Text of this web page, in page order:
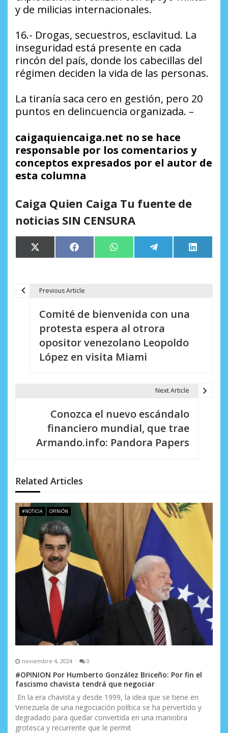
y de milicias internacionales.
16.- Drogas, secuestros, esclavitud. La
inseguridad está presente en cada
rincón del país, donde los cabecillas del
régimen deciden la vida de las personas.
La tiranía saca cero en gestión, pero 20
puntos en delincuencia organizada. –
caigaquiencaiga.net no se hace
responsable por los comentarios y
conceptos expresados por el autor de
esta columna
Caiga Quien Caiga Tu fuente de
noticias SIN CENSURA
Compartir
en
X
(Twitter)
Compartir
en
Facebook Compartir
en
WhatsApp Compartir
en
Telegram
en
LinkedIn
d
e
e
n
t
r
a
s
Previous Article
Comité de bienvenida con una
protesta espera al otrora
opositor venezolano Leopoldo
López en visita Miami
Next Article
Conozca el nuevo escándalo
financiero mundial, que trae
Armando.info: Pandora Papers
Related Articles
#NOTICIA OPINIÓN
noviembre 4, 2024 0
#OPINION Por Humberto González Briceño: Por fin el
fascismo chavista tendrá que negociar
En la era chavista y desde 1999, la idea que se tiene en
Venezuela de una negociación política se ha pervertido y
degradado para quedar convertida en una maniobra
grotesca y recurrente que le permit